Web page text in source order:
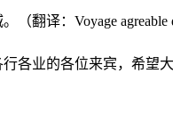
译：Voyage agreable
业的各位来宾，希望